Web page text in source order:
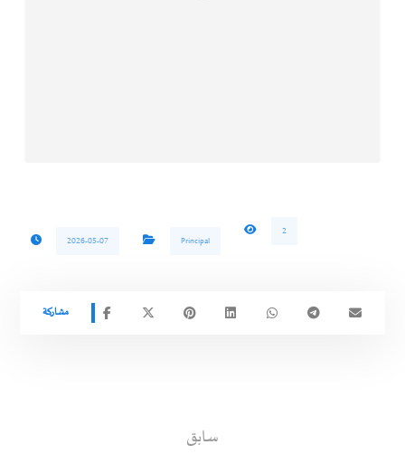
2026-05-07 Principal
2
سابق